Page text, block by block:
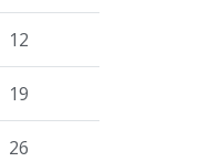
12
19
26